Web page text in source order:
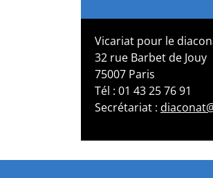
Vicariat pour le
32 rue Barbet de Jouy
75007 Paris
Tél : 01 43 25 76 91
Secrétariat :